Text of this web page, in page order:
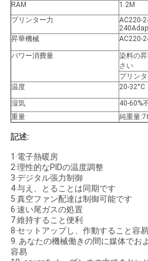
COMPANY
NEWS
図
プ
ラ
イ
バ
シ
ー
RAM
1.2M
プリンター力
AC220-
昇華機械
AC220-
パワー消費量
染料の
さい
プリン
温度
20-32°C
湿気
40-60%
重量
純重量
記述:
1·電子熱暖房
2·理性的なPIDの温度調整
3·デジタル張力制御
4·与え、とることは同期です
5·真空ファン配達は制御可能です
6·速い尾ガスの処置
7·維持すること便利
8·セットアップし、作動すること容易
9. あなたの機械働きの間に媒体でお
容易